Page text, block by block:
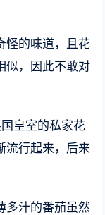
怪的味道，且花
似，因此不敢对
皇室的私家花
流行起来，后来
多汁的番茄虽然